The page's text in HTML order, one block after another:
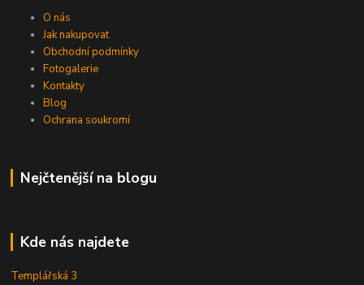
O nás
Jak nakupovat
Obchodní podmínky
Fotogalerie
Kontakty
Blog
Ochrana soukromí
Nejčtenější na blogu
Kde nás najdete
Templářská 3